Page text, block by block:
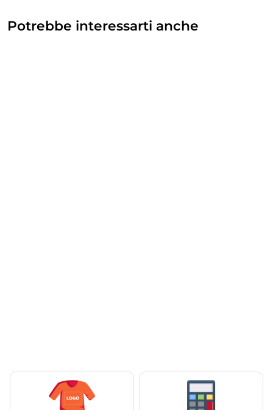
Potrebbe interessarti anche